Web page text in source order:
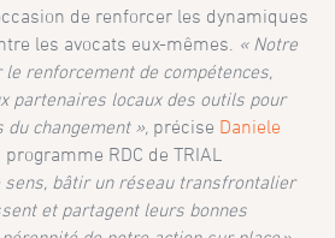
de renforcer les dynamiques
les avocats eux-mêmes.
« Notre
renforcement de compétences,
partenaires locaux des outils pour
changement », précise Daniele
programme RDC de TRIAL
sens, bâtir un réseau transfrontalier
et partagent leurs bonnes